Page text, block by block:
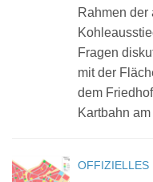
Rahmen der
Fragen
mit der
dem
Kartbahn
OFFIZIELLES